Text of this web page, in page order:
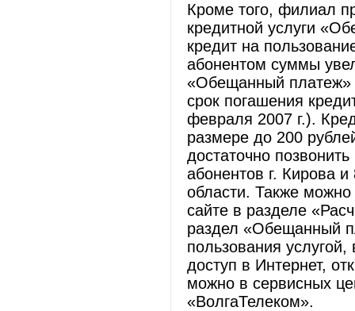
Кроме того, филиал
кредитной услуги
кредит на
абонентом суммы
«Обещанный платеж»
срок погашения
февраля 2007 г.).
размере до 200
достаточно
абонентов г. Кирова
области. Также можно
сайте в разделе
раздел «Обещанный
пользования
доступ в Интернет,
можно в сервисных
«ВолгаТелеком».